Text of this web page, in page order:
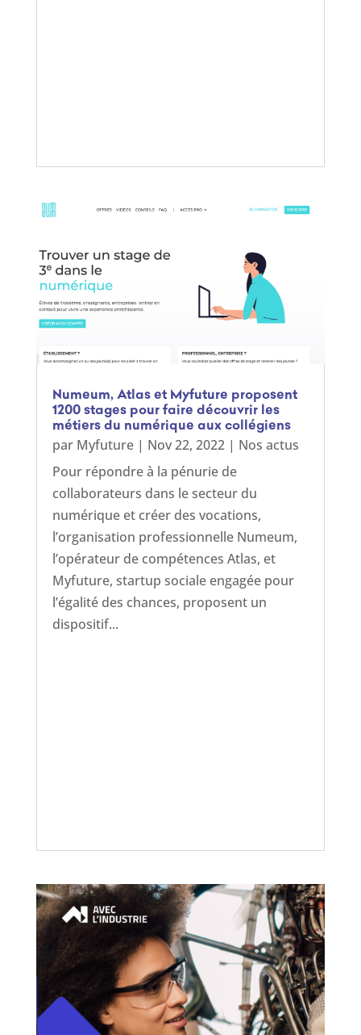
Numeum, Atlas et Myfuture proposent
1200 stages pour faire découvrir les
métiers du numérique aux collégiens
par Myfuture| Nov 22, 2022| Nos actus
Pour répondre à la pénurie de
collaborateurs dans le secteur du
numérique et créer des vocations,
l’organisation professionnelle Numeum,
l’opérateur de compétences Atlas, et
Myfuture, startup sociale engagée pour
l’égalité des chances, proposent un
dispositif...